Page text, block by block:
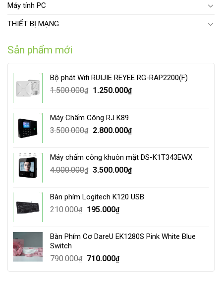
Máy tính PC
THIẾT BỊ MẠNG
Sản phẩm mới
Bộ phát Wifi RUIJIE REYEE RG-RAP2200(F)
1.500.000₫
Original
1.500.000₫.
1.250.000₫Current
Máy Chấm Công RJ K89
3.500.000₫
Original
3.500.000₫.
2.800.000₫Current
2.800.000₫.
Máy chấm công khuôn mặt DS-K1T343EWX
4.000.000₫ Original
4.000.000₫.
3.500.000₫Current
3.500.000₫.
Bàn phím Logitech K120 USB
210.000₫
Original
210.000₫.
195.000₫Current
195.000₫.
Bàn Phím Cơ DareU EK1280S Pink White Blue
Switch
790.000₫
Original
710.000₫Current